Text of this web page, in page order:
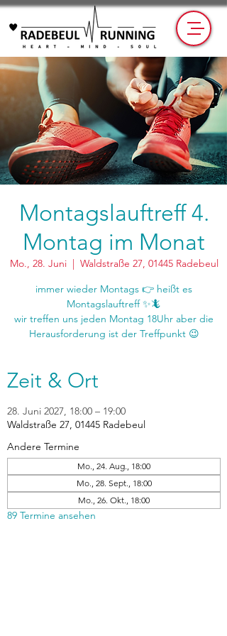
Montagslauftreff 4.
Montag im Monat
Mo., 28. Juni
  |
Waldstraße 27, 01445 Radebeul
immer wieder Montags 👉 heißt es
Montagslauftreff ✨🦎
wir treffen uns jeden Montag 18Uhr aber die
Zeit & Ort
28. Juni 2027, 18:00 – 19:00
Waldstraße 27, 01445 Radebeul
Andere Termine
Mo., 24. Aug., 18:00
Mo., 28. Sept., 18:00
Mo., 26. Okt., 18:00
89 Termine ansehen